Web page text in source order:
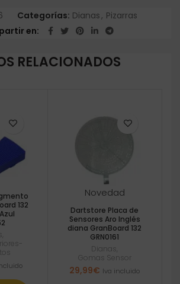
Categorías: Dianas , Pizarras
en
RELACIONADOS
132
Novedad
Dartstore Placa de
Sensores Aro Inglés
diana GranBoard 132
GRN0161
Dianas
Gomas Sensor
29,99€ Iva incluido